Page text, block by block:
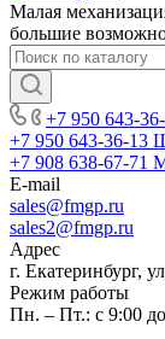
Малая
большие
+7 950 643-
+7 950 643-36-13
+7 908 638-67-71
E-mail
sales@fmgp.ru
sales2@fmgp.ru
Адрес
г. Екатеринбург,
Режим работы
Пн. – Пт.: с 9:00